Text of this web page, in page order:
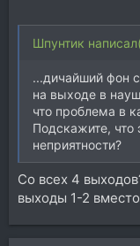
Шпунтик
...дичайший фон
на выходе в
что проблема в
Подскажите, что
неприятности?
Со всех 4
выходы 1-2